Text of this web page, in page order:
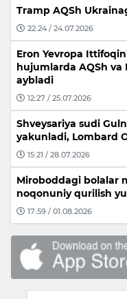
Tramp AQSh
22:24 / 24.07.2026
Eron Yevropa
hujumlarda AQSh
aybladi
12:27 / 25.07.2026
Shveysariya sudi
yakunladi, Lombard
15:21 / 28.07.2026
Miroboddagi bolalar
noqonuniy qurilish
17:59 / 01.08.2026